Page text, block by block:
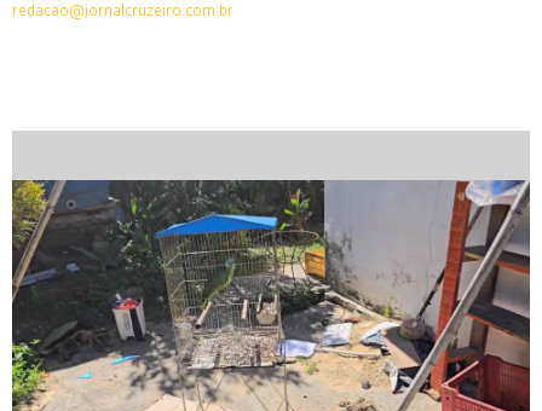
redacao@jornalcruzeiro.com.br